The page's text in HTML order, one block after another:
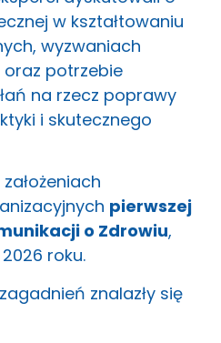
w kształtowaniu
wyzwaniach
potrzebie
na rzecz poprawy
i skutecznego
pierwszej
o Zdrowiu,
roku.
znalazły się